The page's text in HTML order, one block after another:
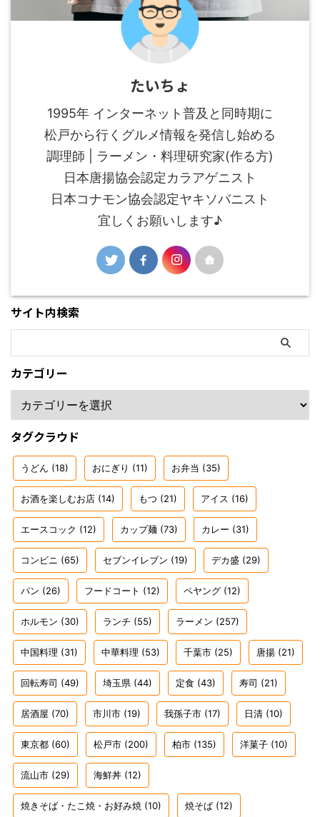
たいちょ
1995年 インターネット普及と同時期に
松戸から行くグルメ情報を発信し始める
調理師 | ラーメン・料理研究家(作る方)
日本唐揚協会認定カラアゲニスト
日本コナモン協会認定ヤキソバニスト
宜しくお願いします♪
サイト内検索
カテゴリー
タグクラウド
うどん (18) おにぎり (11) お弁当 (35)
お酒を楽しむお店 (14) もつ (21) アイス (16)
エースコック (12) カップ麺 (73) カレー (31)
コンビニ (65) セブンイレブン (19) デカ盛 (29)
パン (26) フードコート (12) ペヤング (12)
ホルモン (30) ランチ (55) ラーメン (257)
中国料理 (31) 中華料理 (53) 千葉市 (25) 唐揚 (21)
回転寿司 (49) 埼玉県 (44) 定食 (43) 寿司 (21)
居酒屋 (70) 市川市 (19) 我孫子市 (17) 日清 (10)
東京都 (60) 松戸市 (200) 柏市 (135) 洋菓子 (10)
流山市 (29) 海鮮丼 (12)
焼きそば・たこ焼・お好み焼 (10) 焼そば (12)